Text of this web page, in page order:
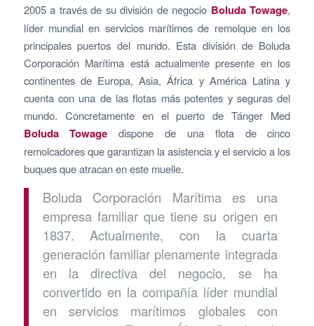
2005 a través de su división de negocio Boluda Towage,
líder mundial en servicios marítimos de remolque en los
principales puertos del mundo. Esta división de Boluda
Corporación Marítima está actualmente presente en los
continentes de Europa, Asia, África y América Latina y
cuenta con una de las flotas más potentes y seguras del
mundo. Concretamente en el puerto de Tánger Med
Boluda Towage dispone de una flota de cinco
remolcadores que garantizan la asistencia y el servicio a los
buques que atracan en este muelle.
Boluda Corporación Marítima es una
empresa familiar que tiene su origen en
1837. Actualmente, con la cuarta
generación familiar plenamente integrada
en la directiva del negocio, se ha
convertido en la compañía líder mundial
en servicios marítimos globales con